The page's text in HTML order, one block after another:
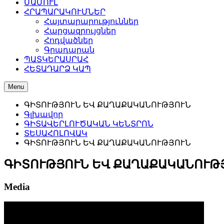
ՄԱՄՈՒԼ
ՀՐԱՊԱՐԱԿՈՒՄՆԵՐ
Հայտարարություններ
Հարցազրույցներ
Հոդվածներ
Գրադարան
ՊԱՏԿԵՐԱՍՐԱՀ
ՀԵՏԱԴԱՐՁ ԿԱՊ
Menu
ԳԻՏՈՒԹՅՈՒՆ ԵՎ ՔԱՂԱՔԱԿԱՆՈՒԹՅՈՒՆ
Գլխավոր
ԳԻՏԱՎԵՐԼՈՒԾԱԿԱՆ ԿԵՆՏՐՈՆ
ՏԵՍԱՀՈԼՈՎԱԿ
ԳԻՏՈՒԹՅՈՒՆ ԵՎ ՔԱՂԱՔԱԿԱՆՈՒԹՅՈՒՆ
ԳԻՏՈՒԹՅՈՒՆ ԵՎ
Media